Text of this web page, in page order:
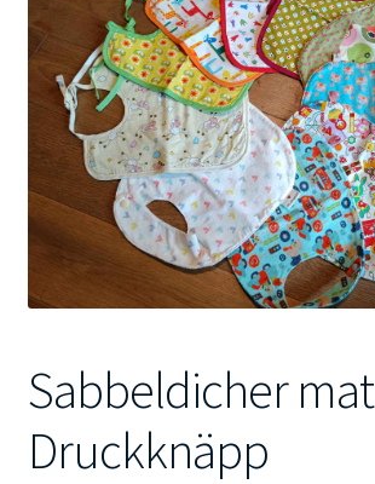
Kontakt
Sabbeldicher mat
Druckknäpp